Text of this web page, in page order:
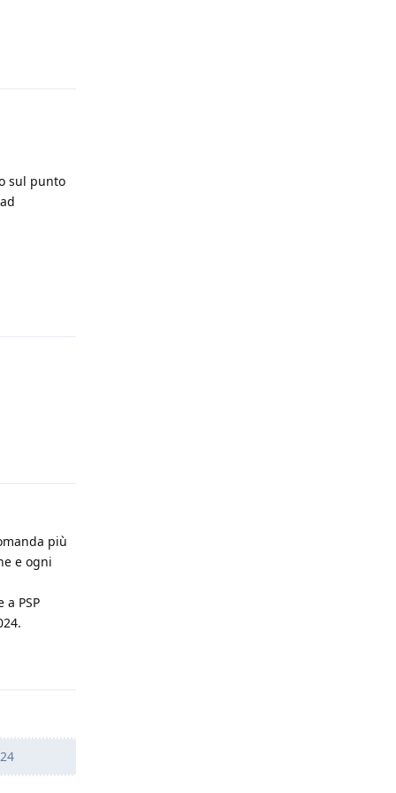
sul punto
più
e ogni
PSP